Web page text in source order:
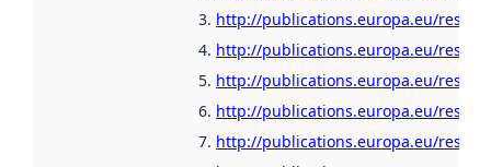
http://publications.europa.eu/
http://publications.europa.eu/
http://publications.europa.eu/
http://publications.europa.eu/
http://publications.europa.eu/